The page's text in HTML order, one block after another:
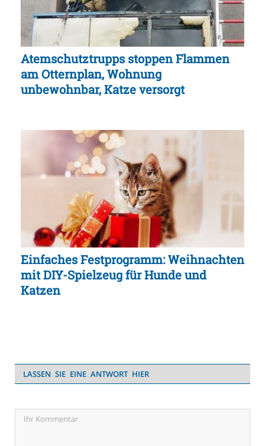
Atemschutztrupps stoppen Flammen
am Otternplan, Wohnung
unbewohnbar, Katze versorgt
Einfaches Festprogramm: Weihnachten
mit DIY-Spielzeug für Hunde und
Katzen
LASSEN SIE EINE ANTWORT HIER